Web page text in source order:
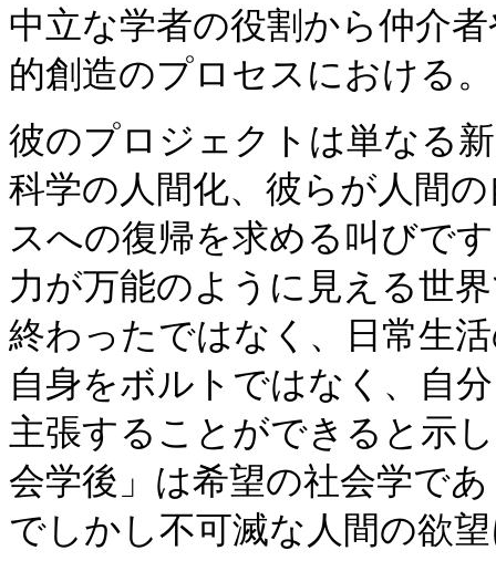
中立な学者の役割から仲介
的創造のプロセスにおける。
彼のプロジェクトは単なる
科学の人間化、彼らが人間
スへの復帰を求める叫びで
力が万能のように見える世
終わったではなく、日常生
自身をボルトではなく、自
主張することができると示
会学後」は希望の社会学で
でしかし不可滅な人間の欲